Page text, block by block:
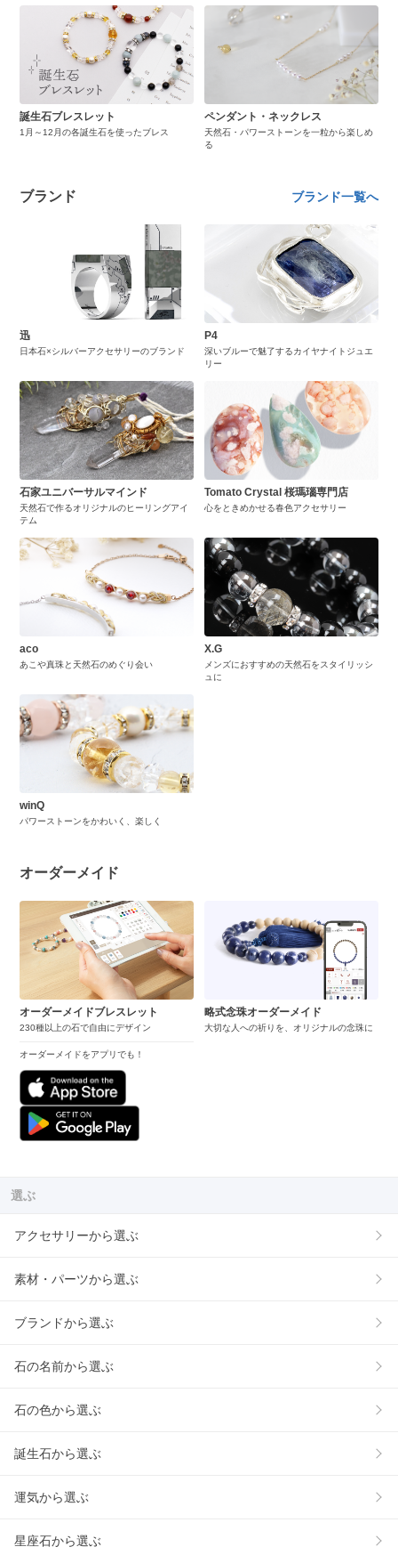
誕生石ブレスレット
1月～12月の各誕生石を使ったブレス
ペンダント・ネックレス
天然石・パワーストーンを一粒から楽しめ
る
ブランド ブランド一覧へ
迅
日本石×シルバーアクセサリーのブランド
P4
深いブルーで魅了するカイヤナイトジュエ
リー
石家ユニバーサルマインド
天然石で作るオリジナルのヒーリングアイ
テム
Tomato Crystal 桜瑪瑙専門店
心をときめかせる春色アクセサリー
aco
あこや真珠と天然石のめぐり会い
X.G
メンズにおすすめの天然石をスタイリッシ
ュに
winQ
パワーストーンをかわいく、楽しく
オーダーメイド
オーダーメイドブレスレット
230種以上の石で自由にデザイン
オーダーメイドをアプリでも！
略式念珠オーダーメイド
大切な人への祈りを、オリジナルの念珠に
選ぶ
アクセサリーから選ぶ
素材・パーツから選ぶ
ブランドから選ぶ
石の名前から選ぶ
石の色から選ぶ
誕生石から選ぶ
運気から選ぶ
星座石から選ぶ